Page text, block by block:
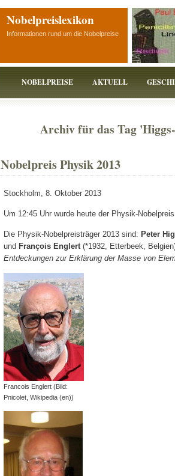
Nobelpreislexikon
Informationen rund um die Nobelpreise
NOBELPREISE AKTUELL
Archiv für das Tag
Nobelpreis Physik 2013
Stockholm, 8. Oktober 2013
Um 12:45 Uhr wurde heute der Physik-
Die Physik-Nobelpreisträger 2013 sind: Peter
und François Englert(*1932, Etterbeek,
Entdeckungen zur Erklärung der Masse von
Francois Englert (Bild:
Pnicolet, Wikipedia (en))